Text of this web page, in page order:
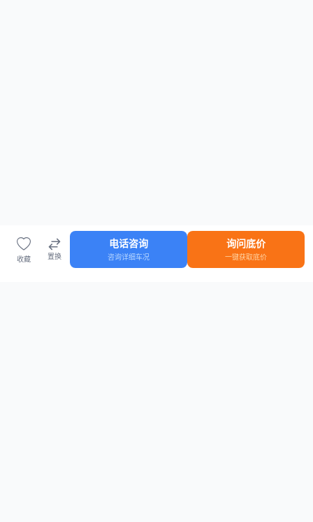
收藏 置换
电话咨询
咨询详细车况
询问底价
一键获取底价
车源 知识 登录